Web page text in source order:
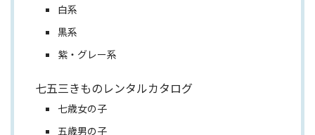
白系
黒系
紫・グレー系
七五三きものレンタルカタログ
七歳女の子
五歳男の子